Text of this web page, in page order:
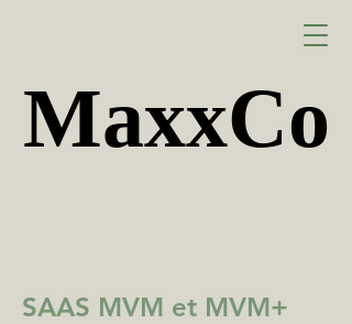
MaxxCo
MaxxCo
SAAS MVM et MVM+